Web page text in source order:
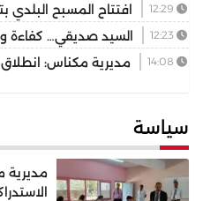
افتتاح المسبح البلدي
غياب فضاء السباحة الوحيد
السيد صديقي… كفاءة
رهان التجمع الوطني للأحرار
مديرية مكناس: انطلاق
سياسة
مديرية